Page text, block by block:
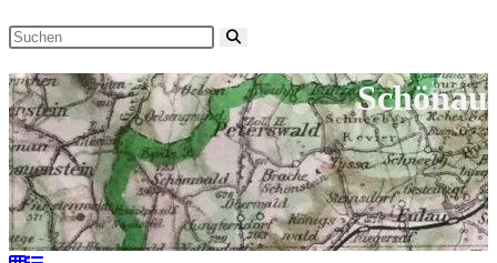
Diese
durchsuchen
Schönau